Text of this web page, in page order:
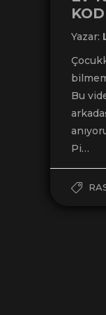
Yazar:
Bu
Pi…